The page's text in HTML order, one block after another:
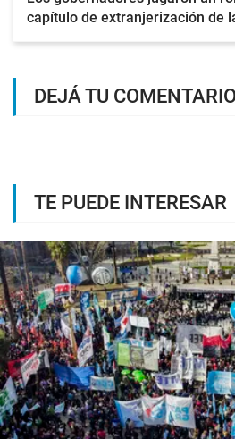
capítulo de extranjerización de
DEJÁ TU COMENTARIO
TE PUEDE INTERESAR